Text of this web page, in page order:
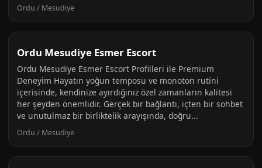
Ordu / Mesudiye
Ordu Mesudiye Esmer Escort
Ordu Mesudiye Esmer Escort Profilleri ile Premium
Deneyim Hayatın yoğun temposu ve monoton rutini
içerisinde, kendinize ayırdığınız özel zamanların kalitesi
her şeyden önemlidir. Gerçek bir bağlantı, içten bir sohbet
ve unutulmaz bir birliktelik arayışında, doğru...
Ordu / Mesudiye